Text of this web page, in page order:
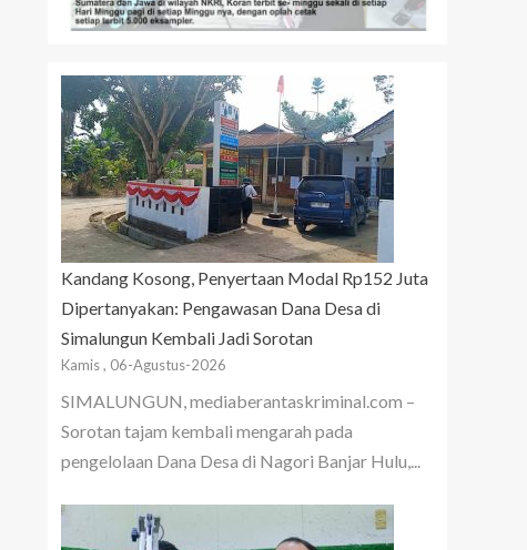
Kandang Kosong, Penyertaan Modal Rp152 Juta
Dipertanyakan: Pengawasan Dana Desa di
Simalungun Kembali Jadi Sorotan
Kamis , 06-Agustus-2026
SIMALUNGUN, mediaberantaskriminal.com –
Sorotan tajam kembali mengarah pada
pengelolaan Dana Desa di Nagori Banjar Hulu,...